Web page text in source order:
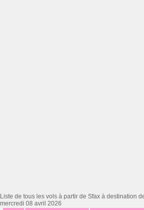
Liste de tous les vols à partir de Sfax à destination
mercredi 08 avril 2026